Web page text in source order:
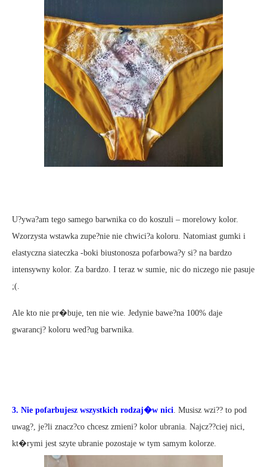
U?ywa?am tego samego barwnika co do koszuli – morelowy kolor.
Wzorzysta wstawka zupe?nie nie chwici?a koloru. Natomiast gumki i
elastyczna siateczka -boki biustonosza pofarbowa?y si? na bardzo
intensywny kolor. Za bardzo. I teraz w sumie, nic do niczego nie pasuje
;(.
Ale kto nie pr�buje, ten nie wie. Jedynie bawe?na 100% daje
gwarancj? koloru wed?ug barwnika.
3. Nie pofarbujesz wszystkich rodzaj�w nici. Musisz wzi?? to pod
uwag?, je?li znacz?co chcesz zmieni? kolor ubrania. Najcz??ciej nici,
kt�rymi jest szyte ubranie pozostaje w tym samym kolorze.